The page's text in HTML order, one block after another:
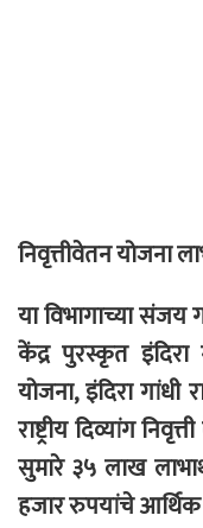
निवृत्तीवेतन योजना
या विभागाच्या संजय
केंद्र पुरस्कृत इंदिरा
योजना, इंदिरा गांधी
राष्ट्रीय दिव्यांग
सुमारे ३५ लाख
हजार रुपयांचे